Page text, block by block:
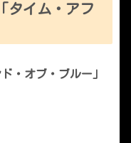
タイム・アフ
・オブ・ブルー」